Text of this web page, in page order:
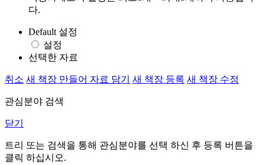
다.
Default 설정
설정
선택한 자료
취소 새 책장 만들어 자료 담기 새 책장 등록 새 책장 수정
관심분야 검색
닫기
트리 또는 검색을 통해 관심분야를 선택 하신 후 등록 버튼을
클릭 하십시오.